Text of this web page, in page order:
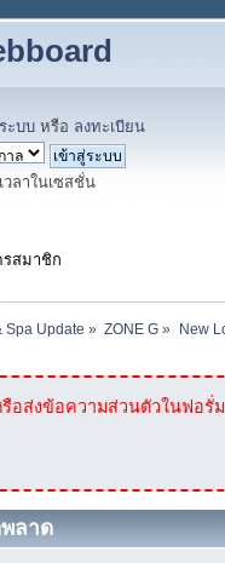
ะบบ หรือ ลงทะเบียน
วลาในเซสชั่น
สมาชิก
Spa Update » ZONE G » New
อส่งข้อความส่วนตัวในฟอรั่
ลาด